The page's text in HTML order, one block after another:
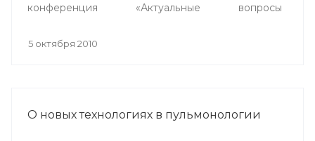
конференция «Актуальные вопросы
5 октября 2010
О новых технологиях в пульмонологии